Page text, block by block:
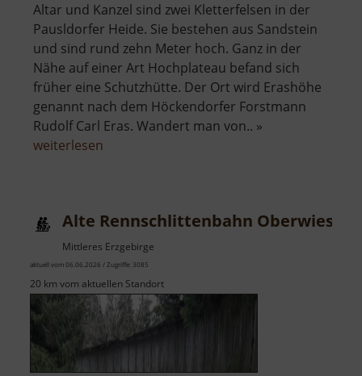
Altar und Kanzel sind zwei Kletterfelsen in der
Pausldorfer Heide. Sie bestehen aus Sandstein
und sind rund zehn Meter hoch. Ganz in der
Nähe auf einer Art Hochplateau befand sich
früher eine Schutzhütte. Der Ort wird Erashöhe
genannt nach dem Höckendorfer Forstmann
Rudolf Carl Eras. Wandert man von.. »
weiterlesen
Erashöhe
Alte Rennschlittenbahn
Mittleres Erzgebirge
aktuell vom 06.06.2026 / Zugriffe: 3085
20 km vom aktuellen Standort